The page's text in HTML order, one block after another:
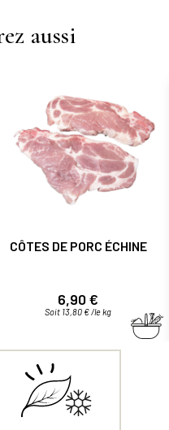
aussi
CÔTES DE PORC ÉCHINE
Prix
6,90 €
Soit 13,80 € /le kg